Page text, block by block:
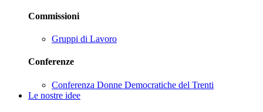
Commissioni
Gruppi di Lavoro
Conferenze
Conferenza Donne Democratiche del Trenti
Le nostre idee